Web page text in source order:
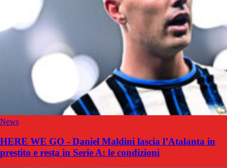
News
HERE WE GO - Daniel Maldini lascia l’Atalanta in
prestito e resta in Serie A: le condizioni